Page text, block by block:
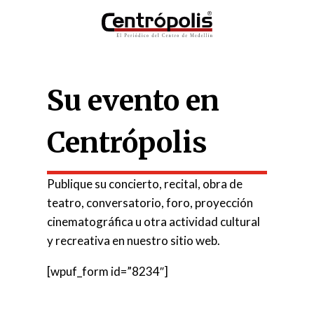
Su evento en
Centrópolis
Publique su concierto, recital, obra de
teatro, conversatorio, foro, proyección
cinematográfica u otra actividad cultural
y recreativa en nuestro sitio web.
[wpuf_form id=”8234″]